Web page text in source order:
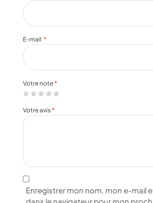
Votre note *
Votre avis *
E-mail *
Enregistrer mon nom, mon e-mail